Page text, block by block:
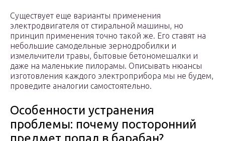
Существует еще варианты применения
электродвигателя от стиральной машины, но
принцип применения точно такой же. Его ставят на
небольшие самодельные зернодробилки и
измельчители травы, бытовые бетономешалки и
даже на маленькие пилорамы. Описывать нюансы
изготовления каждого электроприбора мы не будем,
проведите аналогии самостоятельно.
Особенности устранения
проблемы: почему посторонний